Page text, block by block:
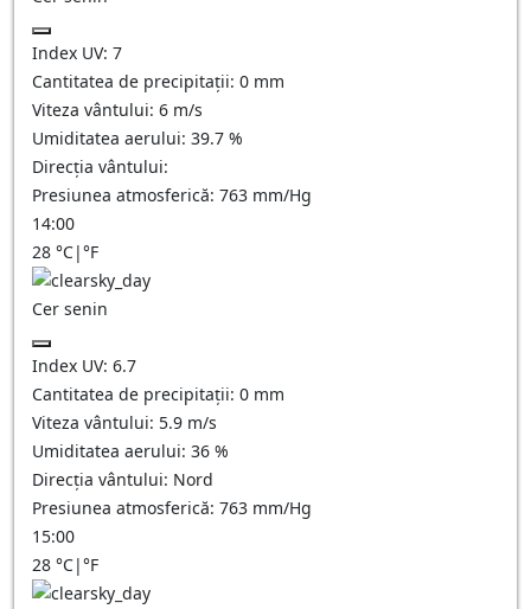
Index UV: 7
Cantitatea de precipitații: 0 mm
Viteza vântului: 6 m/s
Umiditatea aerului: 39.7 %
Direcția vântului:
Presiunea atmosferică: 763 mm/Hg
14:00
28 °C|°F
Cer senin
Index UV: 6.7
Cantitatea de precipitații: 0 mm
Viteza vântului: 5.9 m/s
Umiditatea aerului: 36 %
Direcția vântului: Nord
Presiunea atmosferică: 763 mm/Hg
15:00
28 °C|°F